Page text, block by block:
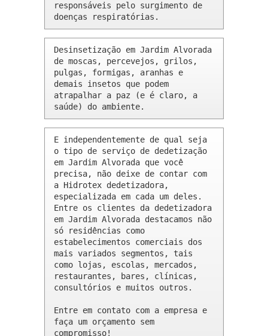
responsáveis pelo surgimento de
doenças respiratórias.
Desinsetização em Jardim Alvorada
de moscas, percevejos, grilos,
pulgas, formigas, aranhas e
demais insetos que podem
atrapalhar a paz (e é claro, a
saúde) do ambiente.
E independentemente de qual seja
o tipo de serviço de dedetização
em Jardim Alvorada que você
precisa, não deixe de contar com
a Hidrotex dedetizadora,
especializada em cada um deles.
Entre os clientes da dedetizadora
em Jardim Alvorada destacamos não
só residências como
estabelecimentos comerciais dos
mais variados segmentos, tais
como lojas, escolas, mercados,
restaurantes, bares, clínicas,
consultórios e muitos outros.
Entre em contato com a empresa e
faça um orçamento sem
compromisso!